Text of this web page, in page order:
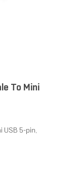
To Mini
USB 5-pin,